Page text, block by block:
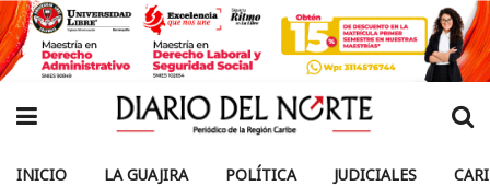
INICIO LA GUAJIRA POLÍTICA JUDICIALES